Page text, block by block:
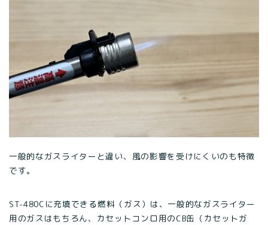
一般的なガスライターと違い、風の影響を受けにくいのも特徴
です。
ST-480Cに充填できる燃料（ガス）は、一般的なガスライター
用のガスはもちろん、カセットコンロ用のCB缶（カセットガ